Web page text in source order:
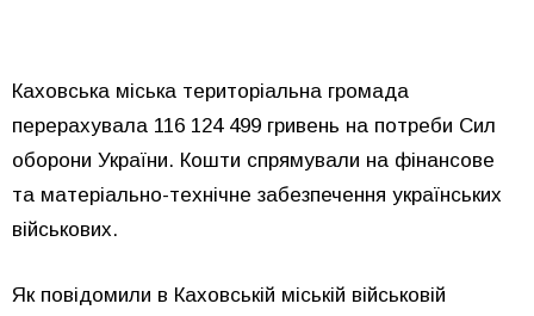
Каховська міська територіальна громада
перерахувала 116 124 499 гривень на потреби Сил
оборони України. Кошти спрямували на фінансове
та матеріально-технічне забезпечення українських
військових.
Як повідомили в Каховській міській військовій